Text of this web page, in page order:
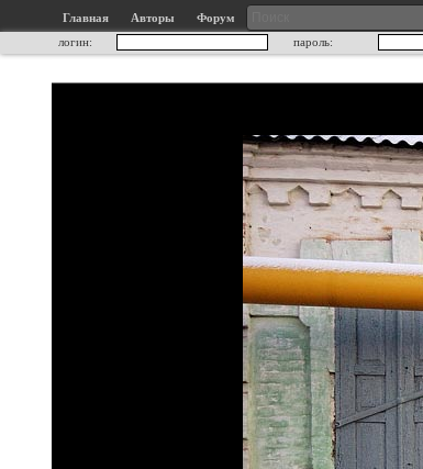
Главная Авторы
Форум
логин:
пароль: